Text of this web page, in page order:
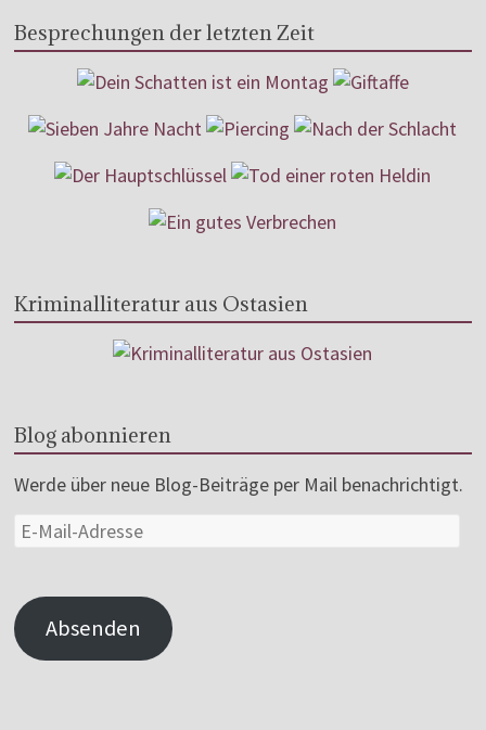
Besprechungen der letzten Zeit
Kriminalliteratur aus Ostasien
Blog abonnieren
Werde über neue Blog-Beiträge per Mail benachrichtigt.
Absenden